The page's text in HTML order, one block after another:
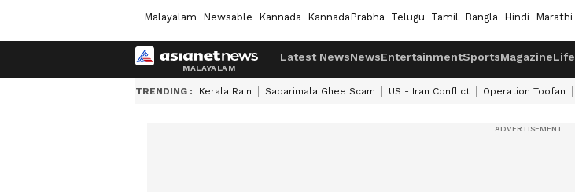
Malayalam Newsable Kannada KannadaPrabha Telugu Tamil Bangla Hindi Marathi
Latest NewsNewsEntertainmentSportsMagazineLife
TRENDING : Kerala Rain Sabarimala Ghee Scam US - Iran Conflict Operation Toofan